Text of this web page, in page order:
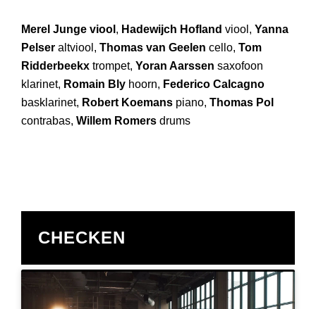
Merel Junge viool , Hadewijch Hofland viool, Yanna
Pelser altviool, Thomas van Geelen cello, Tom
Ridderbeekx trompet, Yoran Aarssen saxofoon
klarinet, Romain Bly hoorn, Federico Calcagno
basklarinet, Robert Koemans piano, Thomas Pol
contrabas, Willem Romers drums
CHECKEN